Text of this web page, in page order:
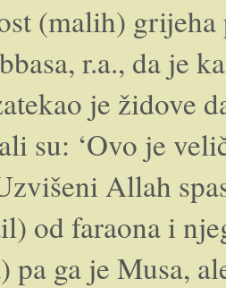
(malih)
r.a., da je
je židove
su: ‘Ovo je
Allah
od faraona i
pa ga je Musa,